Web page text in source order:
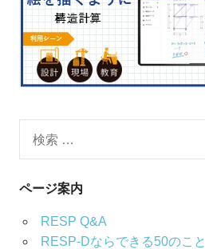
ページ案内
RESP Q&A
RESP-Dならできる50のこと